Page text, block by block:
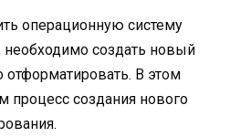
операционную систему
необходимо создать новый
отформатировать. В этом
процесс создания нового